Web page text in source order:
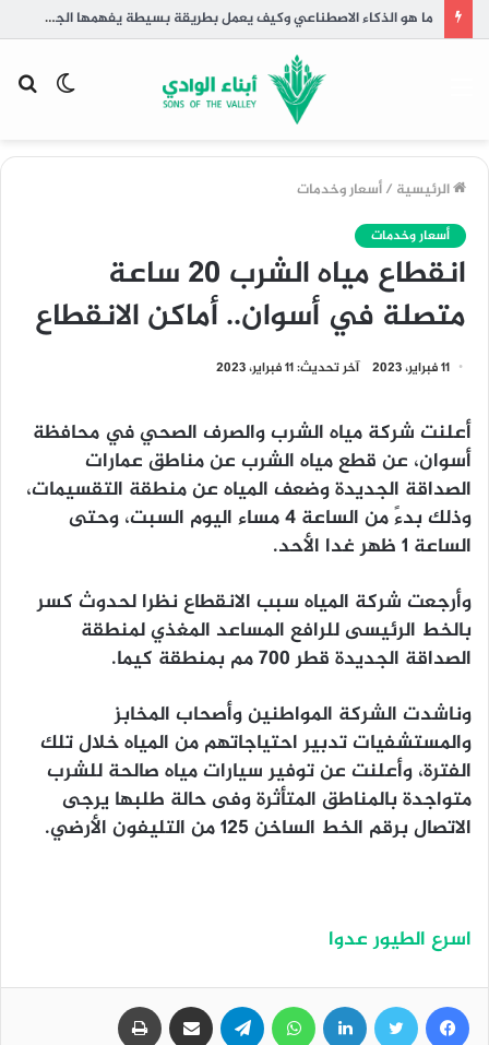
الوضع
الرئيسية /أسعار وخدمات
أسعار وخدمات
انقطاع مياه الشرب 20 ساعة
متصلة في أسوان.. أماكن الانقطاع
11 فبراير، 2023 آخر تحديث: 11 فبراير، 2023
أعلنت شركة مياه الشرب والصرف الصحي في محافظة
أسوان، عن قطع مياه الشرب عن مناطق عمارات
الصداقة الجديدة وضعف المياه عن منطقة التقسيمات،
وذلك بدءً من الساعة 4 مساء اليوم السبت، وحتى
الساعة 1 ظهر غدا الأحد.
وأرجعت شركة المياه سبب الانقطاع نظرا لحدوث كسر
بالخط الرئيسى للرافع المساعد المغذي لمنطقة
الصداقة الجديدة قطر ٧٠٠ مم بمنطقة كيما.
وناشدت الشركة المواطنين وأصحاب المخابز
والمستشفيات تدبير احتياجاتهم من المياه خلال تلك
الفترة، وأعلنت عن توفير سيارات مياه صالحة للشرب
متواجدة بالمناطق المتأثرة وفى حالة طلبها يرجى
الاتصال برقم الخط الساخن ١٢٥ من التليفون الأرضي.
اسرع الطيور عدوا